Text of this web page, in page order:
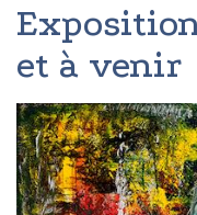
et à venir